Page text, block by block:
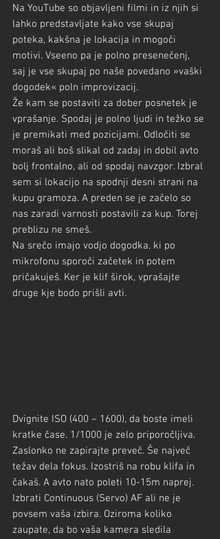
Na YouTube so objavljeni filmi in iz njih si
lahko predstavljate kako vse skupaj
poteka, kakšna je lokacija in mogoči
motivi. Vseeno pa je polno presenečenj,
saj je vse skupaj po naše povedano »vaški
dogodek« poln improvizacij.
Že kam se postaviti za dober posnetek je
vprašanje. Spodaj je polno ljudi in težko se
je premikati med pozicijami. Odločiti se
moraš ali boš slikal od zadaj in dobil avto
bolj frontalno, ali od spodaj navzgor. Izbral
sem si lokacijo na spodnji desni strani na
kupu gramoza. A preden se je začelo so
nas zaradi varnosti postavili za kup. Torej
preblizu ne smeš.
Na srečo imajo vodjo dogodka, ki po
mikrofonu sporoči začetek in potem
pričakuješ. Ker je klif širok, vprašajte
druge kje bodo prišli avti.
Dvignite ISO (400 – 1600), da boste imeli
kratke čase. 1/1000 je zelo priporočljiva.
Zaslonko ne zapirajte preveč. Še največ
težav dela fokus. Izostriš na robu klifa in
čakaš. A avto nato poleti 10-15m naprej.
Izbrati Continuous (Servo) AF ali ne je
povsem vaša izbira. Oziroma koliko
zaupate, da bo vaša kamera sledila